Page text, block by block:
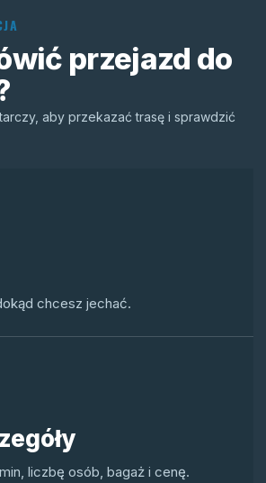
przejazd do
aby przekazać trasę i sprawdzić
chcesz jechać.
liczbę osób, bagaż i cenę.